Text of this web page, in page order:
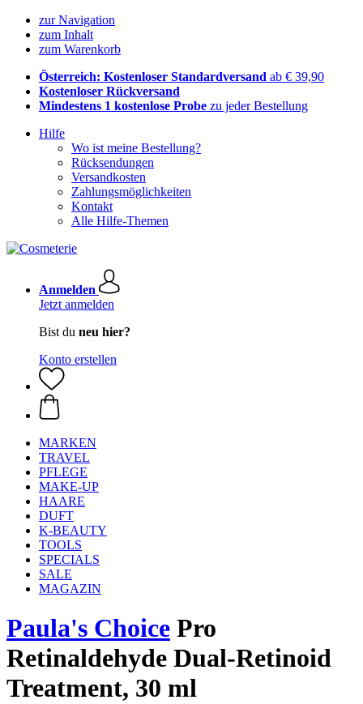
zur Navigation
zum Inhalt
zum Warenkorb
Österreich: Kostenloser Standardversand ab € 39,90
Kostenloser Rückversand
Mindestens 1 kostenlose Probe zu jeder Bestellung
Hilfe
Wo ist meine Bestellung?
Rücksendungen
Versandkosten
Zahlungsmöglichkeiten
Kontakt
Alle Hilfe-Themen
Anmelden
Jetzt anmelden
Bist du neu hier?
Konto erstellen
MARKEN
TRAVEL
PFLEGE
MAKE-UP
HAARE
DUFT
K-BEAUTY
TOOLS
SPECIALS
SALE
MAGAZIN
Paula's Choice Pro
Retinaldehyde Dual-Retinoid
Treatment, 30 ml